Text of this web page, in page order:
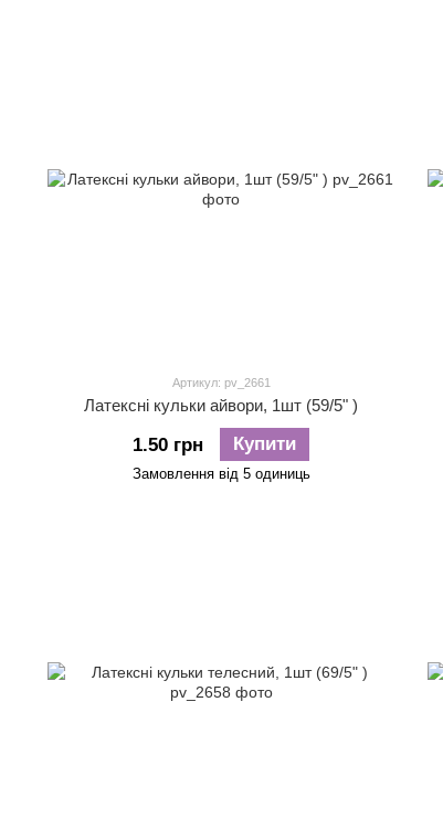
Артикул: pv_2661
Латексні кульки айвори, 1шт (59/5" )
1.50 грн Купити
Замовлення від 5 одиниць